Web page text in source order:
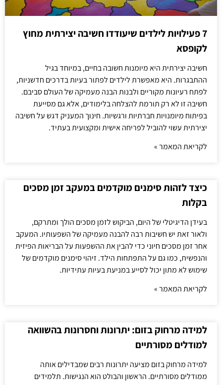
7 פעילויות לילדים שיעודדו חשיבה יצירתית מחוץ
לקופסא
חשיבה יצירתית היא מיומנות חשובה בחיים, במיוחד בגיל
ההתבגרות. היא מאפשרת לילדים לפתור בעיות בדרכים חדשניות,
לפתח רעיונות מקוריים ולבנות הבנה מעמיקה של העולם סביבם.
חשיבה זו לא רק תורמת להצלחה בלימודים, אלא גם מסייעת
בפיתוח מיומנויות חברתיות ורגשיות. חינוך המעניק דגש על חשיבה
יצירתית עשוי להוביל לפריחה אישית ומקצועית בעתיד.
לקריאת המאמר »
כיצד לזהות סימנים מוקדמים במעקב זמן מסכים
בקלות
בעידן הדיגיטלי של היום, הביקוש לזמן מסכים הולך ומתרקם,
ולאור זאת יש חשיבות רבה להבנה מעמיקה של השפעותיו. המעקב
אחר זמן מסכים חיוני כדי להבין את ההשפעות על הבריאות הפיזית
והנפשית, כמו גם על התפתחות הילד. זיהוי סימנים מוקדמים של
שימוש לא מתון יכול לסייע במניעת בעיות עתידיות.
לקריאת המאמר »
למידה מרחוק בזום: יתרונות וחסרונות בהשוואה
למודלים מסורתיים
למידה מרחוק בזום מציעה יתרונות רבים שמבדילים אותה
ממודלים מסורתיים. הראשון והבולט הוא הנגישות. תלמידים